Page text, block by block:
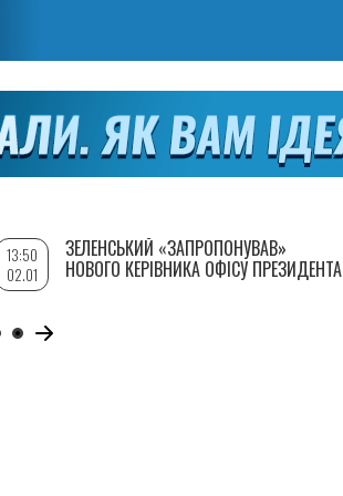
13:50
02.01
ЗЕЛЕНСЬКИЙ «ЗАПРОПОНУВАВ»
НОВОГО КЕРІВНИКА ОФІСУ ПРЕЗИДЕНТА